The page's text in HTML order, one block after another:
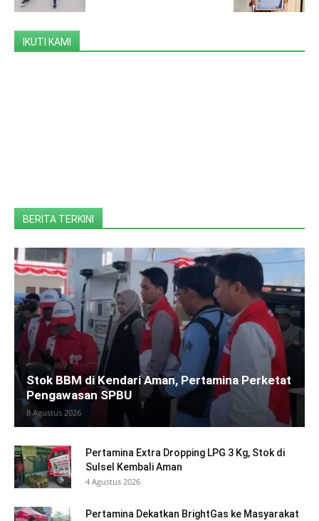
IKUTI KAMI
BERITA TERKINI
Stok BBM di Kendari Aman, Pertamina Perketat
Pengawasan SPBU
8 Agustus 2026
Pertamina Extra Dropping LPG 3 Kg, Stok di
Sulsel Kembali Aman
4 Agustus 2026
Pertamina Dekatkan BrightGas ke Masyarakat